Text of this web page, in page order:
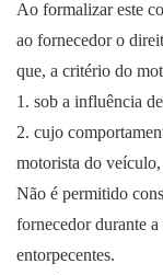
Ao formalizar este
ao fornecedor o
que, a critério do
1. sob a influência
2. cujo
motorista do
Não é permitido
fornecedor durante
entorpecentes.